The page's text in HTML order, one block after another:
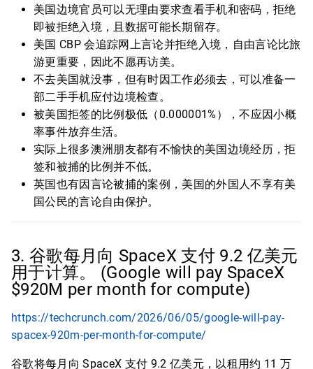
美国边境官员可以无理由要求查看手机和密码，拒绝
即被拒绝入境，且数据可能长期留存。
美国 CBP 会追踪网上言论并拒绝入境，自由言论比旅
游更重要，因此不愿再访美。
不去美国就没事，但有时因工作必须去，可以准备一
部二手手机应付边境检查。
被美国拒签的比例极低（0.000001%），不应因小概
率事件放弃生活。
实际上很多澳洲朋友都有不愉快的美国边境经历，拒
签和被捕的比例并不低。
英国也有因言论被捕的案例，美国的外国人不享有美
国公民的言论自由保护。
3. 谷歌每月向 SpaceX 支付 9.2 亿美元
用于计算。 (Google will pay SpaceX
$920M per month for compute)
https://techcrunch.com/2026/06/05/google-will-pay-
spacex-920m-per-month-for-compute/
谷歌将每月向 SpaceX 支付 9.2 亿美元，以租用约 11 万